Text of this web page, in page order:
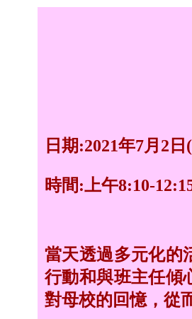
日期:2021年7月2
時間:上午8:10-
當天透過多元化的
行動和與班主任傾
對母校的回憶，從